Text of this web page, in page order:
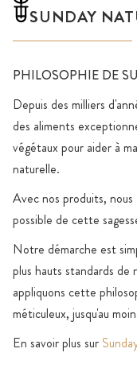
SUNDAY
PHILOSOPHIE DE
Depuis des milliers
des aliments
végétaux pour aider à
naturelle.
Avec nos produits, nous
possible de cette
Notre démarche est
plus hauts standards
appliquons cette
méticuleux, jusqu'au
En savoir plus sur